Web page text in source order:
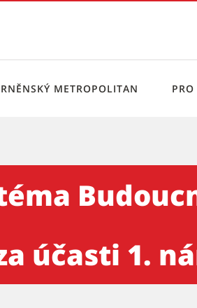
METROPOLITAN
účasti 1.